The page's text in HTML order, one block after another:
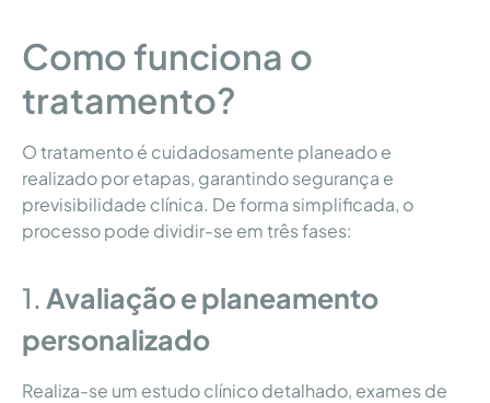
Como funciona o
tratamento?
O tratamento é cuidadosamente planeado e
realizado por etapas, garantindo segurança e
previsibilidade clínica. De forma simplificada, o
processo pode dividir-se em três fases:
1. Avaliação e planeamento
personalizado
Realiza-se um estudo clínico detalhado, exames de